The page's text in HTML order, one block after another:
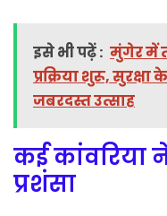
इसे भी पढ़ें : मुंगेर में
प्रक्रिया शुरू,
जबरदस्त उत्साह
कई कांवरिया
प्रशंसा